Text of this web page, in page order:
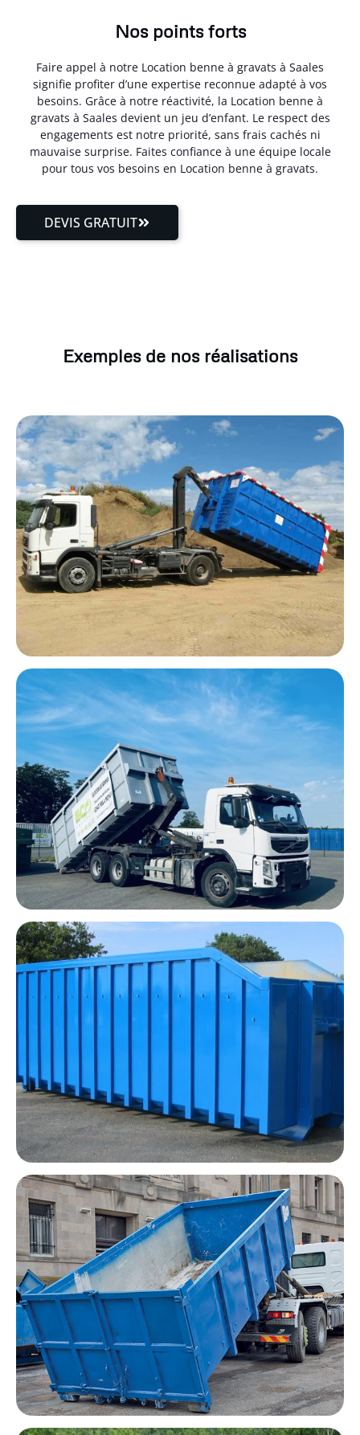
Nos points forts
Faire appel à notre Location benne à gravats à Saales
signifie profiter d’une expertise reconnue adapté à vos
besoins. Grâce à notre réactivité, la Location benne à
gravats à Saales devient un jeu d’enfant. Le respect des
engagements est notre priorité, sans frais cachés ni
mauvaise surprise. Faites confiance à une équipe locale
pour tous vos besoins en Location benne à gravats.
DEVIS GRATUIT
Exemples de nos réalisations